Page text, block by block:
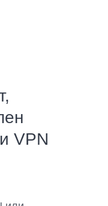
VPN